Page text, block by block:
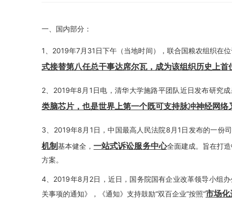
一、国内部分：
1、2019年7月31日下午（当地时间），联合国粮农组织在
式接替第八任总干事达席尔瓦，成为该组织历史上首
2、2019年8月1日电，清华大学施路平团队近日发布研究
类脑芯片，也是世界上第一个既可支持脉冲神经网络
3、2019年8月1日，中国最高人民法院8月1日发布的一份
机制基本健全，一站式诉讼服务中心全面建成。旨在打
方案。
4、2019年8月2日，近日，国务院国有企业改革领导小组
关事项的通知》，《通知》支持鼓励“双百企业”按照“市场